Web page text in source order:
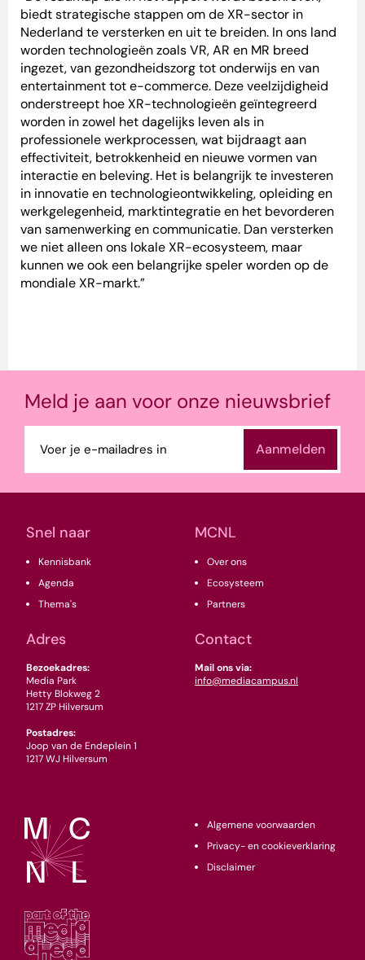
biedt strategische stappen om de XR-sector in
Nederland te versterken en uit te breiden. In ons land
worden technologieën zoals VR, AR en MR breed
ingezet, van gezondheidszorg tot onderwijs en van
entertainment tot e-commerce. Deze veelzijdigheid
onderstreept hoe XR-technologieën geïntegreerd
worden in zowel het dagelijks leven als in
professionele werkprocessen, wat bijdraagt aan
effectiviteit, betrokkenheid en nieuwe vormen van
interactie en beleving. Het is belangrijk te investeren
in innovatie en technologieontwikkeling, opleiding en
werkgelegenheid, marktintegratie en het bevorderen
van samenwerking en communicatie. Dan versterken
we niet alleen ons lokale XR-ecosysteem, maar
kunnen we ook een belangrijke speler worden op de
mondiale XR-markt.”
Snel naar
Kennisbank
Agenda
Thema's
MCNL
Over ons
Ecosysteem
Partners
Adres
Bezoekadres:
Media Park
Hetty Blokweg 2
1217 ZP Hilversum
Postadres:
Joop van de Endeplein 1
1217 WJ Hilversum
Contact
Mail ons via:
info@mediacampus.nl
Meld je aan voor onze nieuwsbrief
mailadres
(Vereist)
Algemene voorwaarden
Privacy- en cookieverklaring
Disclaimer